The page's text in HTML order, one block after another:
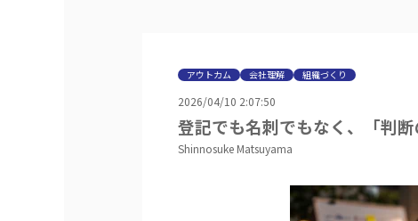
アウトカム 会社理解 組織づくり
2026/04/10 2:07:50
登記でも名刺でもなく、「判
Shinnosuke Matsuyama